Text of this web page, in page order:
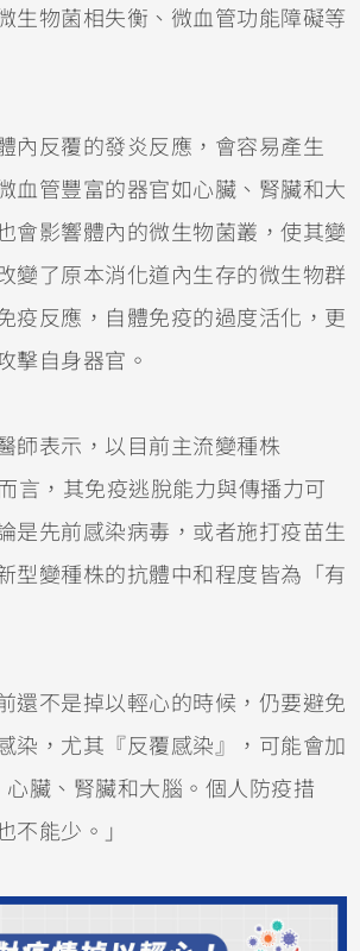
生物菌相失衡、微血管功能障礙等
內反覆的發炎反應，會容易產生
血管豐富的器官如心臟、腎臟和大
會影響體內的微生物菌叢，使其變
變了原本消化道內生存的微生物群
疫反應，自體免疫的過度活化，更
擊自身器官。
師表示，以目前主流變種株
言，其免疫逃脫能力與傳播力可
是先前感染病毒，或者施打疫苗生
型變種株的抗體中和程度皆為「有
還不是掉以輕心的時候，仍要避免
染，尤其『反覆感染』，可能會加
臟、腎臟和大腦。個人防疫措
不能少。」